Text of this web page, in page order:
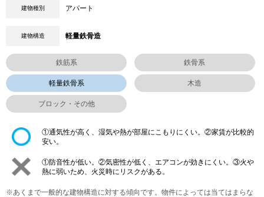
建物種別 アパート
建物構造 軽量鉄骨造
鉄筋系 鉄骨系
軽量鉄骨系 木造
ブロック・その他
①通気性が高く、湿気や熱が部屋にこもりにくい。②家賃が比較的
安い。
①防音性が低い。②気密性が低く、エアコンが効きにくい。③火や
熱に弱いため、火災時にリスクがある。
※あくまで一般的な建物構造に対する傾向です。物件によっては当てはまらな